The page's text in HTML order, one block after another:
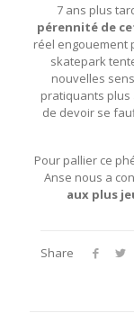
7 ans plus
pérennité de
réel engouement
skatepark
nouvelles
pratiquants plus
de devoir se
Pour pallier ce
Anse nous a
aux plus
Share